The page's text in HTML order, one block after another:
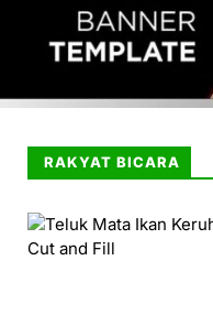
RAKYAT BICARA